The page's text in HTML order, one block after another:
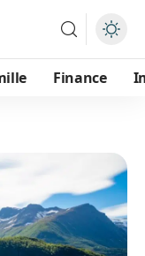
Finance